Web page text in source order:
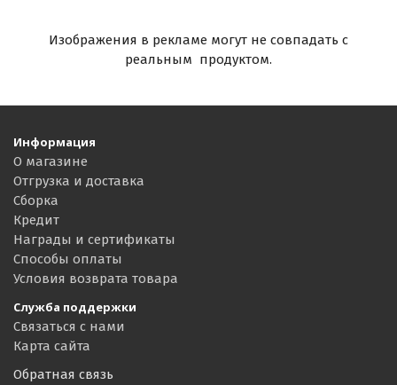
Изображения в рекламе могут не совпадать с
реальным продуктом.
Информация
О магазине
Отгрузка и доставка
Сборка
Кредит
Награды и сертификаты
Способы оплаты
Условия возврата товара
Служба поддержки
Связаться с нами
Карта сайта
Обратная связь